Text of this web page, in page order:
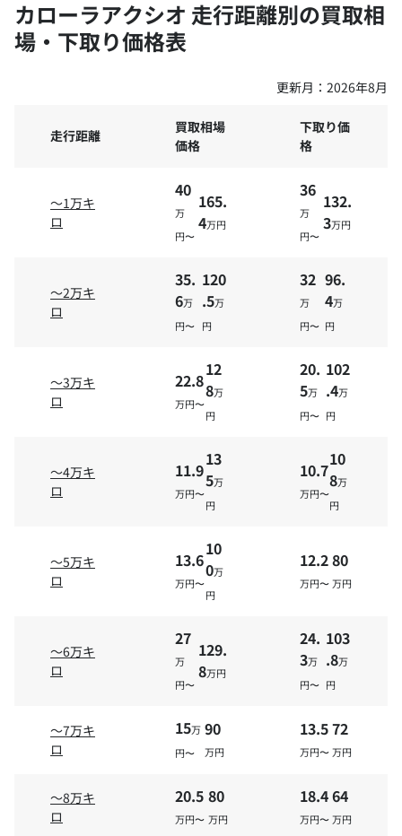
カローラアクシオ 走行距離別の買取相
場・下取り価格表
更新月： 2026年8月
走行距離
買取相場
価格
下取り価
格
～1万キ
ロ
40
万
円〜
165.
4万円
36
万
円〜
132.
3万円
～2万キ
ロ
35.
6万
円〜
120
.5万
円
32
万
円〜
96.
4万
円
～3万キ
ロ
22.8
万円〜
12
8万
円
20.
5万
円〜
102
.4万
円
～4万キ
ロ
11.9
万円〜
13
5万
円
10.7
万円〜
10
8万
円
～5万キ
ロ
13.6
万円〜
10
0万
円
12.2
万円〜
80
万円
～6万キ
ロ
27
万
円〜
129.
8万円
24.
3万
円〜
103
.8万
円
～7万キ
ロ
15万
円〜
90
万円
13.5
万円〜
72
万円
～8万キ
ロ
20.5
万円〜
80
万円
18.4
万円〜
64
万円
万円〜
円
11.
円〜
81.
円
～12万キ
ロ
万
円〜
9万
円
9万
円〜
7万
円